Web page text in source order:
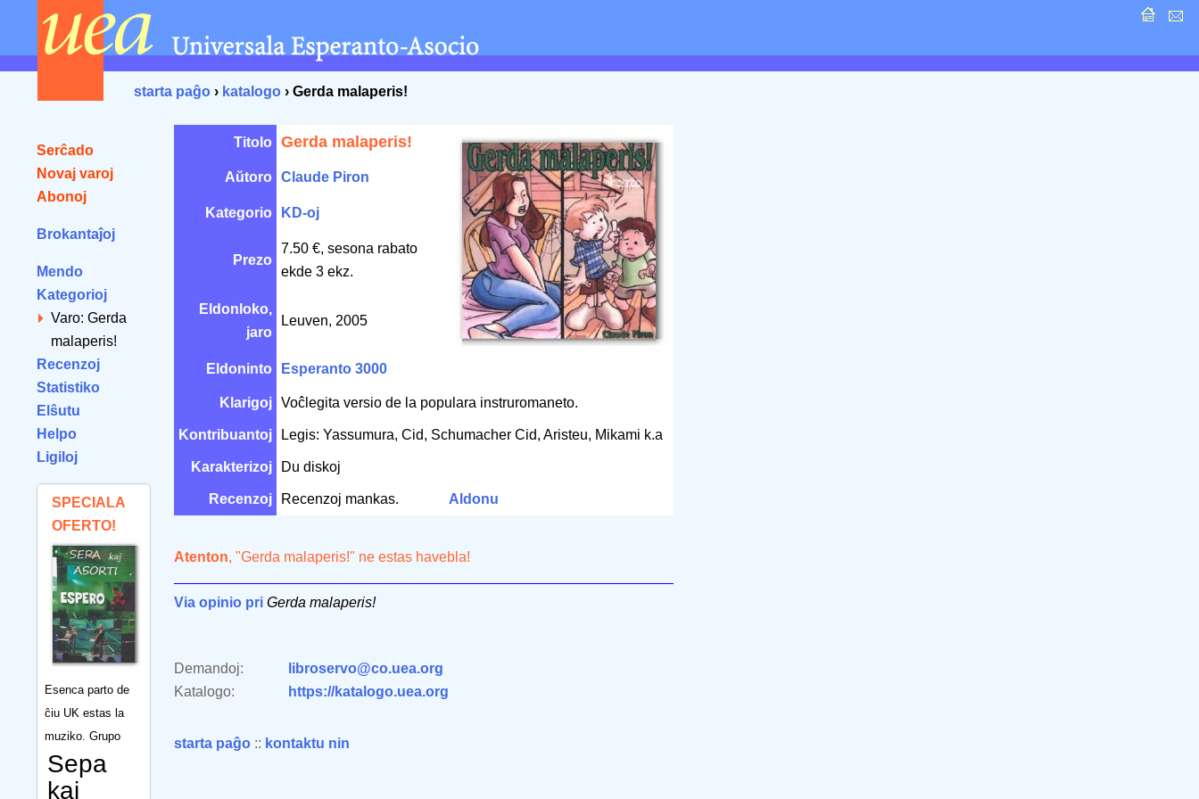
starta paĝo › katalogo › Gerda malaperis!
Serĉado
Novaj varoj
Abonoj
Brokantaĵoj
Mendo
Kategorioj
Varo: Gerda
malaperis!
Recenzoj
Statistiko
Elŝutu
Helpo
Ligiloj
SPECIALA
OFERTO!
Esenca parto de
ĉiu UK estas la
muziko. Grupo
Sepa
kaj
Titolo Gerda malaperis!
Aŭtoro Claude Piron
Kategorio KD-oj
Prezo
7.50 €, sesona rabato
ekde 3 ekz.
Eldonloko,
jaro
Leuven, 2005
Eldoninto Esperanto 3000
Klarigoj Voĉlegita versio de la populara instruromaneto.
Kontribuantoj Legis: Yassumura, Cid, Schumacher Cid, Aristeu, Mikami k.a
Karakterizoj Du diskoj
Recenzoj Recenzoj mankas. Aldonu
Atenton, "Gerda malaperis!" ne estas havebla!
Via opinio pri Gerda malaperis!
Demandoj:
libroservo@co.uea.org
Katalogo:
https://katalogo.uea.org
starta paĝo :: kontaktu nin